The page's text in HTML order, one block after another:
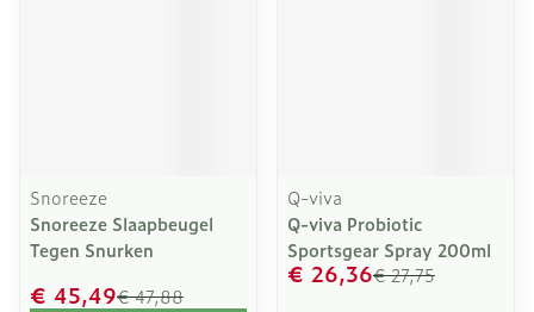
Snoreeze
Snoreeze Slaapbeugel
Tegen Snurken
€ 47,88
€ 45,49
Q-viva
Q-viva Probiotic
Sportsgear Spray 200ml
€ 27,75
€ 26,36